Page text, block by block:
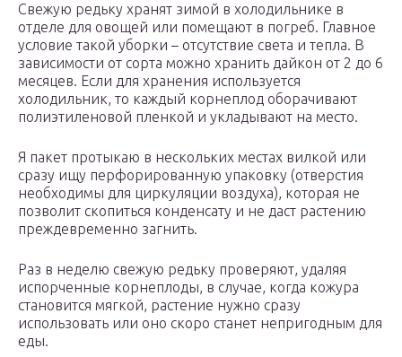
Свежую редьку хранят зимой в холодильнике в
отделе для овощей или помещают в погреб. Главное
условие такой уборки – отсутствие света и тепла. В
зависимости от сорта можно хранить дайкон от 2 до 6
месяцев. Если для хранения используется
холодильник, то каждый корнеплод оборачивают
полиэтиленовой пленкой и укладывают на место.
Я пакет протыкаю в нескольких местах вилкой или
сразу ищу перфорированную упаковку (отверстия
необходимы для циркуляции воздуха), которая не
позволит скопиться конденсату и не даст растению
преждевременно загнить.
Раз в неделю свежую редьку проверяют, удаляя
испорченные корнеплоды, в случае, когда кожура
становится мягкой, растение нужно сразу
использовать или оно скоро станет непригодным для
еды.